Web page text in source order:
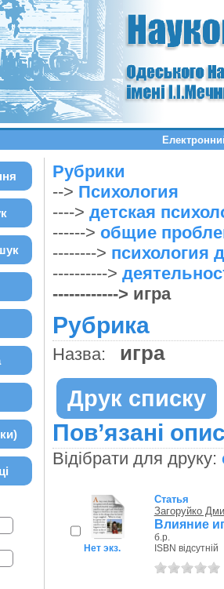
Рубрики
--> Психология
----> детская
------> общие
--------> психология
---------->
------------> игра
Рубрика
Назва: игра
Друк списку
Пов’язані
Відібрати для друку:
Нет экз.
Статья
Загоруйко
Влияние
б.р.
ISBN відсутній